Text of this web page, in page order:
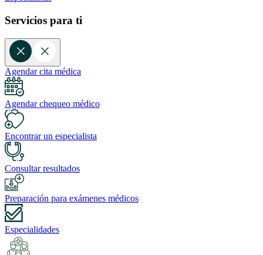
Servicios para ti
Agendar cita médica
Agendar chequeo médico
Encontrar un especialista
Consultar resultados
Preparación para exámenes médicos
Especialidades